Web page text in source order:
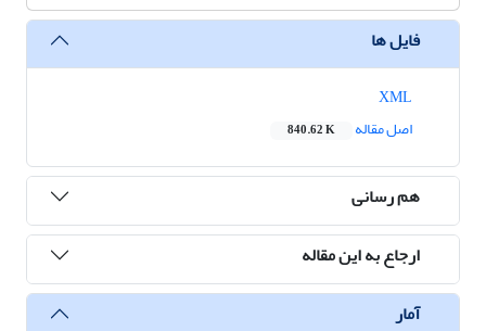
فایل ها
اصل مقاله
840.62 K
هم رسانی
ارجاع به این مقاله
آمار